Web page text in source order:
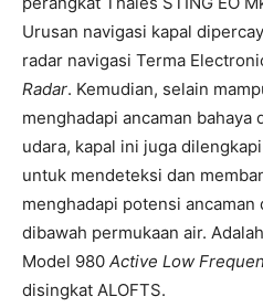
Urusan navigasi kapal
radar navigasi Terma
Radar. Kemudian, selain
menghadapi ancaman bahaya
udara, kapal ini juga
untuk mendeteksi dan
menghadapi potensi ancaman
dibawah permukaan air.
Model 980 Active Low
disingkat ALOFTS.